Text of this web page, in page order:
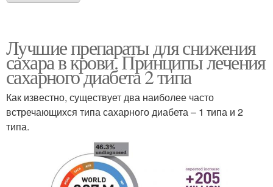
Лучшие препараты для снижения
сахара в крови. Принципы лечения
сахарного диабета 2 типа
Как известно, существует два наиболее часто
встречающихся типа сахарного диабета – 1 типа и 2
типа.